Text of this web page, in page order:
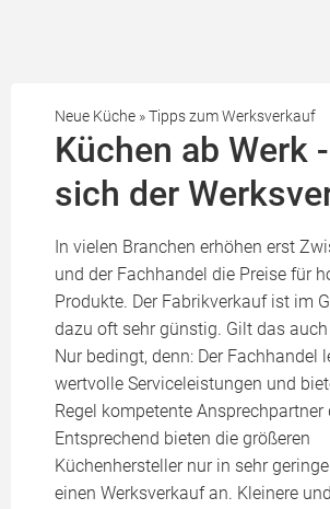
Neue Küche »Tipps zum Werksverkauf
Küchen ab Werk
sich der
In vielen Branchen erhöhen erst
und der Fachhandel die Preise für
Produkte. Der Fabrikverkauf ist im
dazu oft sehr günstig. Gilt das
Nur bedingt, denn: Der Fachhandel
wertvolle Serviceleistungen und
Regel kompetente Ansprechpartner
Entsprechend bieten die größeren
Küchenhersteller nur in sehr
einen Werksverkauf an. Kleinere und